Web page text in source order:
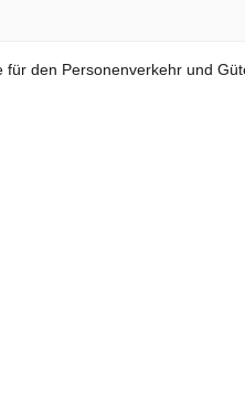
den Personenverkehr und